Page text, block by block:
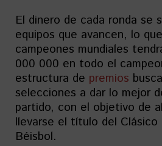
El dinero de cada ronda se
equipos que avancen, lo
campeones mundiales
000 000 en todo el
estructura de premios
selecciones a dar lo mejor
partido, con el objetivo de
llevarse el título del Clásico
Béisbol.